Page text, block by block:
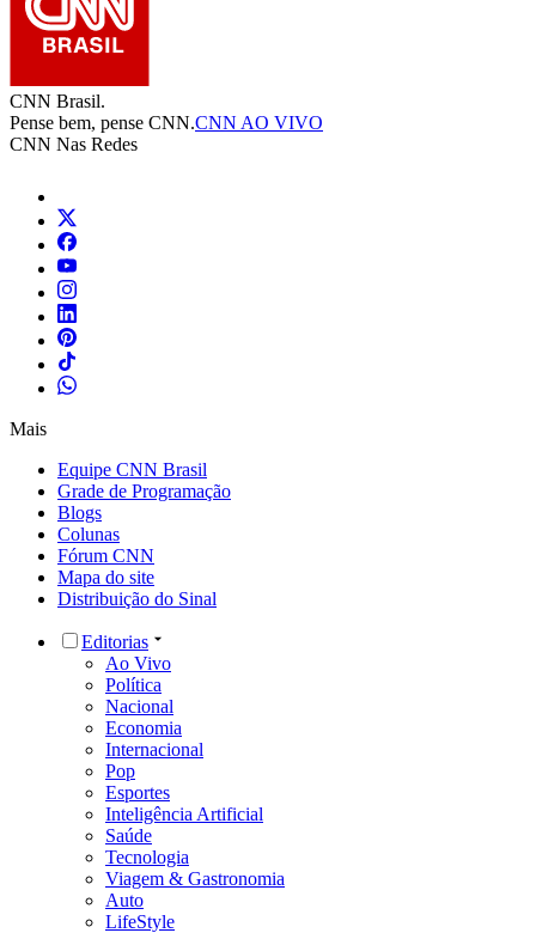
CNN Brasil.
Pense bem, pense CNN.CNN AO VIVO
CNN Nas Redes
Mais
Equipe CNN Brasil
Grade de Programação
Blogs
Colunas
Fórum CNN
Mapa do site
Distribuição do Sinal
Editorias
Ao Vivo
Política
Nacional
Economia
Internacional
Pop
Esportes
Inteligência Artificial
Saúde
Tecnologia
Viagem & Gastronomia
Auto
LifeStyle